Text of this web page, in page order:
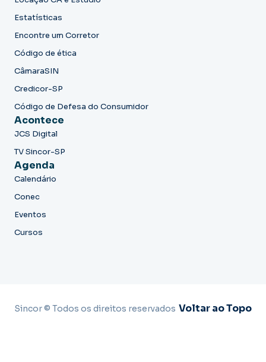
Estatísticas
Encontre um Corretor
Código de ética
CâmaraSIN
Credicor-SP
Código de Defesa do Consumidor
Acontece
JCS Digital
TV Sincor-SP
Agenda
Calendário
Conec
Eventos
Cursos
Sincor © Todos os direitos reservados Voltar ao Topo